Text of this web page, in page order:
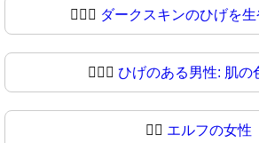
🧔🏿‍♂️ ダークスキンのひげを
🧔🏿‍♂ ひげのある男性: 肌の
🧔‍♀️ エルフの女性